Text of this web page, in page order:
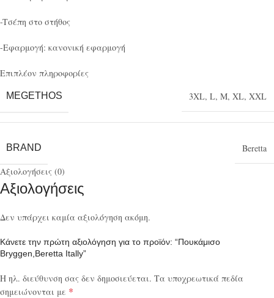
-Tσέπη στο στήθος
-Εφαρμογή: κανονική εφαρμογή
Επιπλέον πληροφορίες
MEGETHOS 3XL, L, M, XL, XXL
BRAND
Beretta
Αξιολογήσεις (0)
Αξιολογήσεις
Δεν υπάρχει καμία αξιολόγηση ακόμη.
Κάνετε την πρώτη αξιολόγηση για το προϊόν: “Πουκάμισο
Bryggen,Beretta Itally”
Η ηλ. διεύθυνση σας δεν δημοσιεύεται. Τα υποχρεωτικά πεδία
σημειώνονται με *